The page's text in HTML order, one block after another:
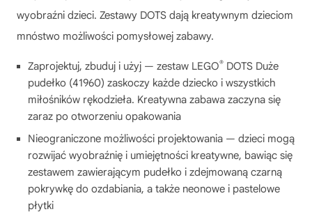
wyobraźni dzieci. Zestawy DOTS dają kreatywnym dzieciom
mnóstwo możliwości pomysłowej zabawy.
Zaprojektuj, zbuduj i użyj — zestaw LEGO® DOTS Duże
pudełko (41960) zaskoczy każde dziecko i wszystkich
miłośników rękodzieła. Kreatywna zabawa zaczyna się
zaraz po otworzeniu opakowania
Nieograniczone możliwości projektowania — dzieci mogą
rozwijać wyobraźnię i umiejętności kreatywne, bawiąc się
zestawem zawierającym pudełko i zdejmowaną czarną
pokrywkę do ozdabiania, a także neonowe i pastelowe
płytki